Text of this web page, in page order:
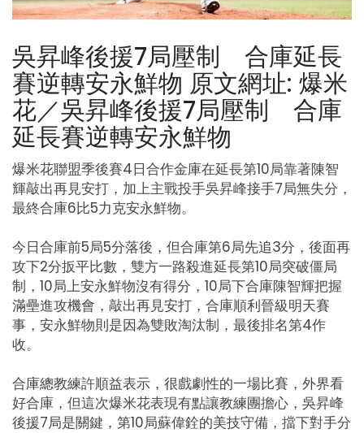
吳昇峰後援7局壓制 合庫延長
賽逆轉安永鮮物 原文網址: 爆米
花／吳昇峰後援7局壓制 合庫
延長賽逆轉安永鮮物
爆米花聯盟季後賽4日合作金庫在延長第10局靠著陳智
輝敲出再見安打，加上主戰投手吳昇峰接手7局無失分，
最終合庫6比5力克安永鮮物。
今日合庫前5局5分落後，但合庫第6局先追3分，後面再
攻下2分扳平比數，雙方一路殺進延長第10局突破僵局
制，10局上安永鮮物沒有得分，10局下合庫陳智輝把握
滿壘進攻機會，敲出再見安打，合庫順利晉級明天賽
事，安永鮮物則是因為雙敗淘汰制，最後排名第4作
收。
合庫總教練許順益表示，很戲劇性的一場比賽，外界看
好合庫，但這次爆米花表現有點讓教練團擔心，吳昇峰
後援7局是關鍵，第10局蘇偉銓的美技守備，擋下對手分